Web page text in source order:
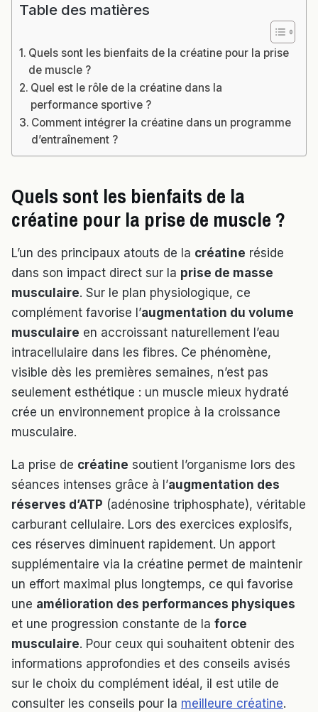
Table des matières
Quels sont les bienfaits de la créatine pour la prise
de muscle ?
Quel est le rôle de la créatine dans la
performance sportive ?
Comment intégrer la créatine dans un programme
d’entraînement ?
Quels sont les bienfaits de la
créatine pour la prise de muscle ?
L’un des principaux atouts de la créatine réside
dans son impact direct sur la prise de masse
musculaire. Sur le plan physiologique, ce
complément favorise l’augmentation du volume
musculaire en accroissant naturellement l’eau
intracellulaire dans les fibres. Ce phénomène,
visible dès les premières semaines, n’est pas
seulement esthétique : un muscle mieux hydraté
crée un environnement propice à la croissance
musculaire.
La prise de créatine soutient l’organisme lors des
séances intenses grâce à l’augmentation des
réserves d’ATP (adénosine triphosphate), véritable
carburant cellulaire. Lors des exercices explosifs,
ces réserves diminuent rapidement. Un apport
supplémentaire via la créatine permet de maintenir
un effort maximal plus longtemps, ce qui favorise
une amélioration des performances physiques
et une progression constante de la force
musculaire. Pour ceux qui souhaitent obtenir des
informations approfondies et des conseils avisés
sur le choix du complément idéal, il est utile de
consulter les conseils pour la meilleure créatine.